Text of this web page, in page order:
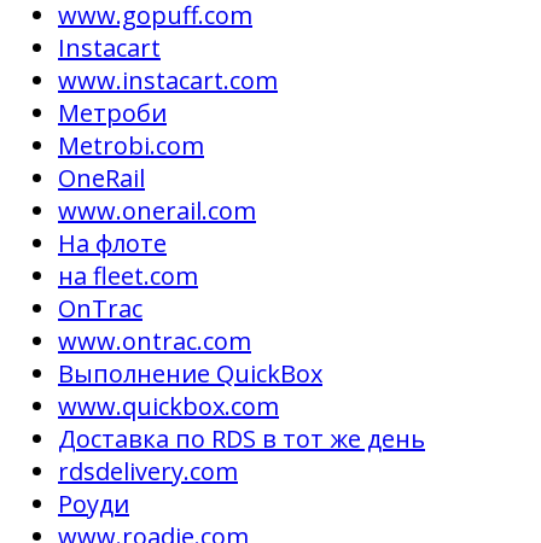
www.gopuff.com
Instacart
www.instacart.com
Метроби
Metrobi.com
OneRail
www.onerail.com
На флоте
на fleet.com
OnTrac
www.ontrac.com
Выполнение QuickBox
www.quickbox.com
Доставка по RDS в тот же день
rdsdelivery.com
Роуди
www.roadie.com